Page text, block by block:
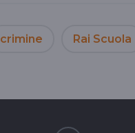
crimine Rai Scuola